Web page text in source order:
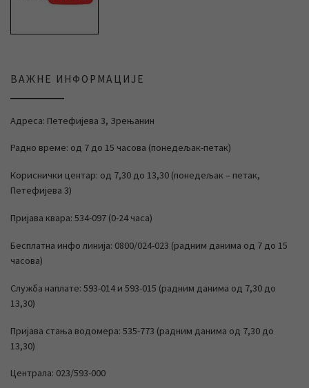
ВАЖНЕ ИНФОРМАЦИЈЕ
Адреса: Петефијева 3, Зрењанин
Радно време: од 7 до 15 часова (понедељак-петак)
Кориснички центар: од 7,30 до 13,30 (понедељак – петак,
Петефијева 3)
Пријава квара: 534-097 (0-24 часа)
Бесплатна инфо линија: 0800/024-023 (радним данима од 7 до 15
часова)
Служба наплате: 593-014 и 593-015 (радним данима од 7,30 до
13,30)
Пријава стања водомера: 535-773 (радним данима од 7,30 до
13,30)
Централа: 023/593-000